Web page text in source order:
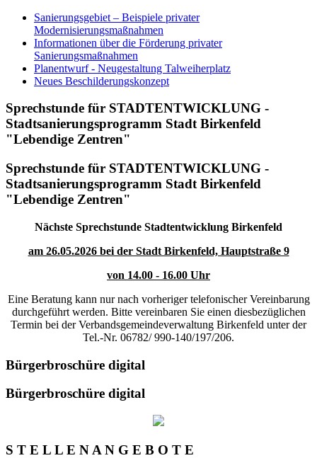
Sanierungsgebiet – Beispiele privater
Modernisierungsmaßnahmen
Informationen über die Förderung privater
Sanierungsmaßnahmen
Planentwurf - Neugestaltung Talweiherplatz
Neues Beschilderungskonzept
Sprechstunde für STADTENTWICKLUNG -
Stadtsanierungsprogramm Stadt Birkenfeld
"Lebendige Zentren"
Sprechstunde für STADTENTWICKLUNG -
Stadtsanierungsprogramm Stadt Birkenfeld
"Lebendige Zentren"
Nächste Sprechstunde Stadtentwicklung Birkenfeld
am 26.05.2026 bei der Stadt Birkenfeld, Hauptstraße 9
von 14.00 - 16.00 Uhr
Eine Beratung kann nur nach vorheriger telefonischer Vereinbarung
durchgeführt werden. Bitte vereinbaren Sie einen diesbezüglichen
Termin bei der Verbandsgemeindeverwaltung Birkenfeld unter der
Tel.-Nr. 06782/ 990-140/197/206.
Bürgerbroschüre digital
Bürgerbroschüre digital
S T E L L E N A N G E B O T E